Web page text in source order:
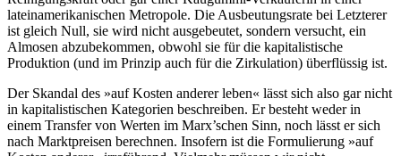
lateinamerikanischen Metropole. Die Ausbeutungsrate bei Letzterer
ist gleich Null, sie wird nicht ausgebeutet, sondern versucht, ein
Almosen abzubekommen, obwohl sie für die kapitalistische
Produktion (und im Prinzip auch für die Zirkulation) überflüssig ist.
Der Skandal des »auf Kosten anderer leben« lässt sich also gar nicht
in kapitalistischen Kategorien beschreiben. Er besteht weder in
einem Transfer von Werten im Marx’schen Sinn, noch lässt er sich
nach Marktpreisen berechnen. Insofern ist die Formulierung »auf